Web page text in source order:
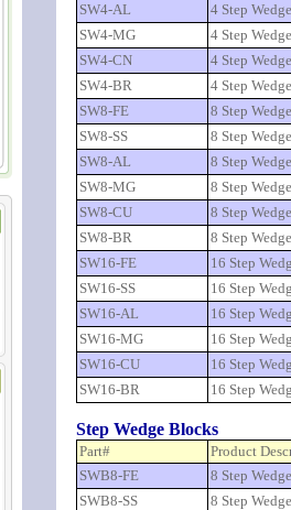
SW4-AL
4 Step
SW4-MG
4 Step
SW4-CN
4 Step
SW4-BR
4 Step
SW8-FE
8 Step
SW8-SS
8 Step
SW8-AL
8 Step
SW8-MG
8 Step
SW8-CU
8 Step
SW8-BR
8 Step
SW16-FE
16 Step
SW16-SS
16 Step
SW16-AL
16 Step
SW16-MG
16 Step
SW16-CU
16 Step
SW16-BR
16 Step
Step Wedge Blocks
Part#
Product
SWB8-FE
8 Step
SWB8-SS
8 Step